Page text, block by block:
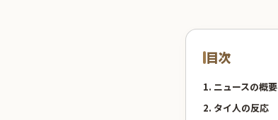
目次
1. ニュースの概要
2. タイ人の反応